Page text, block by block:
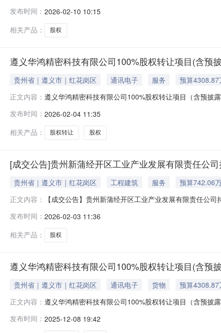
任公司持有的遵义恒轩环保科技有限公司100%股权标的
类别股权类
发布时间： 2026-02-10 10:15
相关产品：
股权
遵义华鸿精密科技有限公司100%股权转让项目(含预
贵州省｜遵义市｜红花岗区 通讯电子 服务
预算4308.87
正文内容： 遵义华鸿精密科技有限公司100%股权转让项目（含预披
（元）买受人遵义华鸿精密科技有限公司100%股权
发布时间： 2026-02-04 11:35
相关产品：
股权转让 股权
[成交公告]贵州新蒲经开区工业产业发展有限责任公
贵州省｜遵义市｜红花岗区 工程建筑 服务
预算742.06
正文内容：
【成交公告】贵州新蒲经开区工业产业发展有限责任公
http://111.124.94.50:88/TPBidder/memberLogin），以
拍卖。现将成交结果公告如下：序
发布时间： 2026-02-03 11:36
相关产品：
股权
遵义华鸿精密科技有限公司100%股权转让项目(含预
贵州省｜遵义市｜红花岗区 通讯电子 货物
预算4308.87
正文内容： 遵义华鸿精密科技有限公司100%股权转让项目（含预披
目进行预披露及公开电子竞价。现公告如下：一、标的
发布时间： 2025-12-08 19:42